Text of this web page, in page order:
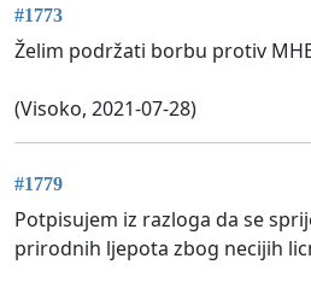
#1773
Želim podržati borbu protiv
(Visoko, 2021-07-28)
#1779
Potpisujem iz razloga da se
prirodnih ljepota zbog necijih